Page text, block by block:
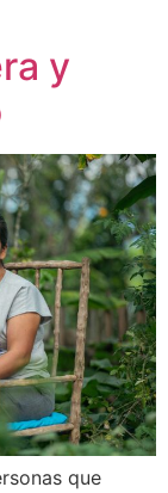
y
que